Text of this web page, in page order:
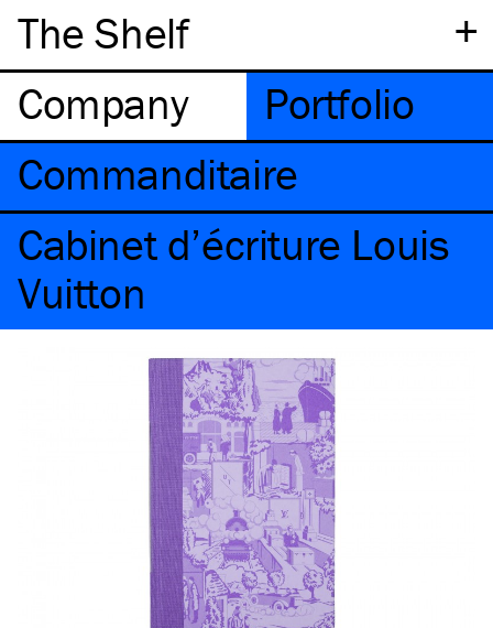
+
The Shelf
Company
Portfolio
Commanditaire
Cabinet d’écriture Louis
Vuitton